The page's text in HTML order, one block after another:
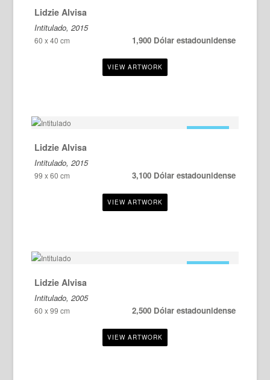
Lidzie Alvisa
Intitulado, 2015
60 x 40 cm 1,900 Dólar estadounidense
Lidzie Alvisa
Intitulado, 2015
99 x 60 cm 3,100 Dólar estadounidense
Lidzie Alvisa
Intitulado, 2005
60 x 99 cm 2,500 Dólar estadounidense